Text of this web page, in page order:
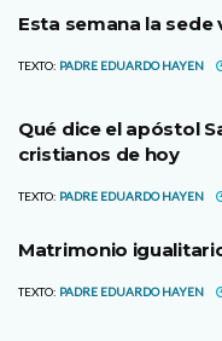
Esta semana la sede
TEXTO: PADRE EDUARDO HAYEN
Qué dice el apóstol
cristianos de hoy
TEXTO: PADRE EDUARDO HAYEN
Matrimonio
TEXTO: PADRE EDUARDO HAYEN